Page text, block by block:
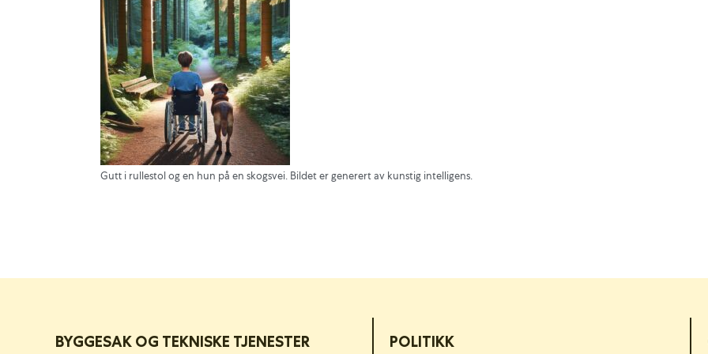
Gutt i rullestol og en hun på en skogsvei. Bildet er generert av kunstig intelligens.
BYGGESAK OG TEKNISKE TJENESTER POLITIKK